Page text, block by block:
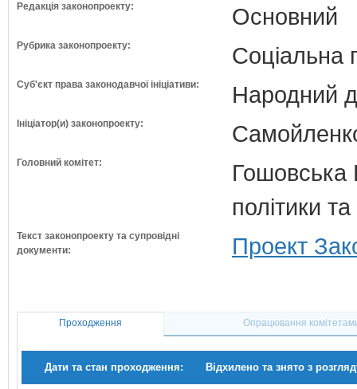
Редакція законопроекту: Основний
Рубрика законопроекту: Соціальна
Суб'єкт права законодавчої ініціативи: Народний
Ініціатор(и) законопроекту:
Головний комітет:
Гошовська
політики
Текст законопроекту та супровідні
документи:
Проект
Проходження Опрацювання
Дати та стан проходження: Відхилено та знято з